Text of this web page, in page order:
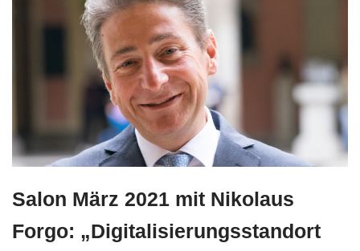
Salon März 2021 mit Nikolaus
Forgo: „Digitalisierungsstandort